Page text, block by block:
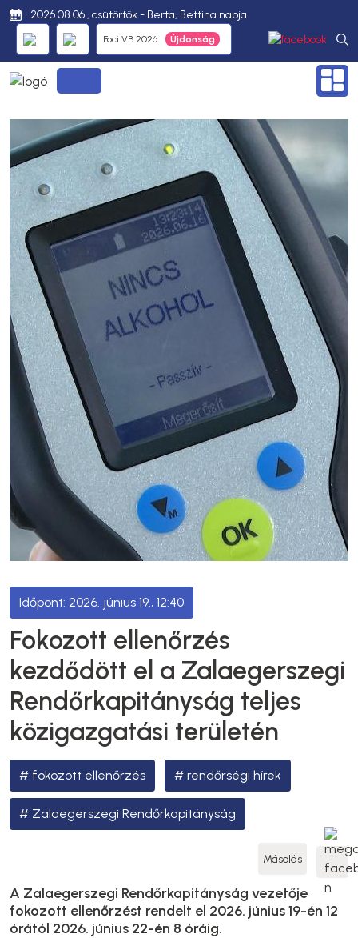
2026.08.06., csütörtök - Berta, Bettina napja
Foci VB 2026
2026. június 19., 12:40
Fokozott ellenőrzés
kezdődött el a Zalaegerszegi
Rendőrkapitányság teljes
közigazgatási területén
fokozott ellenőrzés rendőrségi hírek
Zalaegerszegi Rendőrkapitányság
Másolás
A Zalaegerszegi Rendőrkapitányság vezetője
fokozott ellenőrzést rendelt el 2026. június 19-én 12
órától 2026. június 22-én 8 óráig.